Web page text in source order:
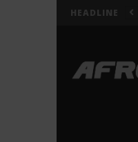
HEADLINE